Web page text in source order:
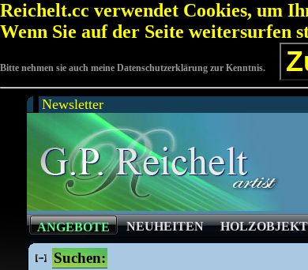
Reichelt.cc verwendet Cookies, um
Wenn Sie auf der Seite weitersurfen
Bitte nehmen sie auch meine Datenschutzerklärung zur Kenntnis.
Newsletter
ANGEBOTE NEUHEITEN
Suchen: